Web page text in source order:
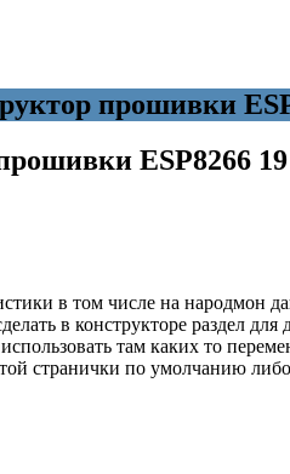
прошивки
ESP8266
в том числе на народмон
в конструкторе раздел
там каких то
странички по умолчанию